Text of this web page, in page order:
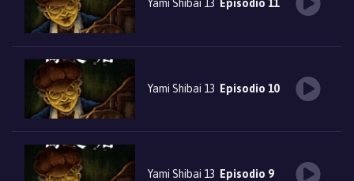
Yami Shibai 13 Episodio 11
Yami Shibai 13 Episodio 10
Yami Shibai 13 Episodio 9